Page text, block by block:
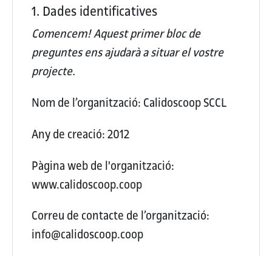
1. Dades identificatives
Comencem! Aquestprimer bloc de
preguntes ens ajudarà a situar el vostre
projecte.
Nom de l’organització: Calidoscoop SCCL
Any de creació:2012
Pàgina web de l'organització:
www.calidoscoop.coop
Correu de contacte de l’organització:
info@calidoscoop.coop